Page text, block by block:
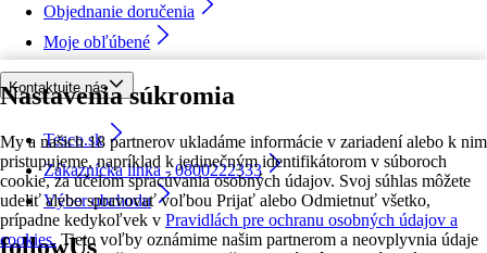
Nastavenia súkromia
My a našich 18 partnerov ukladáme informácie v zariadení alebo k nim
pristupujeme, napríklad k jedinečným identifikátorom v súboroch
cookie, za účelom spracúvania osobných údajov. Svoj súhlas môžete
udeliť alebo spravovať voľbou Prijať alebo Odmietnuť všetko,
prípadne kedykoľvek v Pravidlách pre ochranu osobných údajov a
cookies. Tieto voľby oznámime našim partnerom a neovplyvnia údaje
Objednanie doručenia
Moje obľúbené
Kontaktujte nás
Tesco.sk
Zákaznícka linka - 0800222333
Výber obchodu
followUs